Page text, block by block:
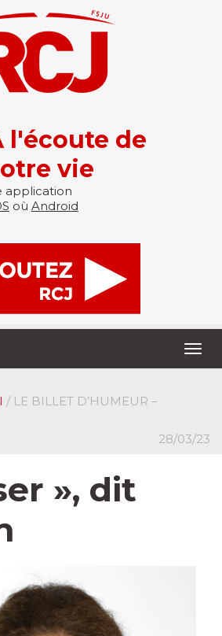
l'écoute de
vie
application
où Android
/ LE BILLET D’HUMEUR –
28/03/23
», dit